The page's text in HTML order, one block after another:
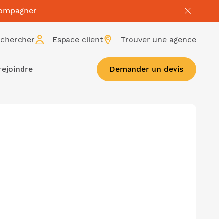
Espace client Trouver une agence
Demander un devis